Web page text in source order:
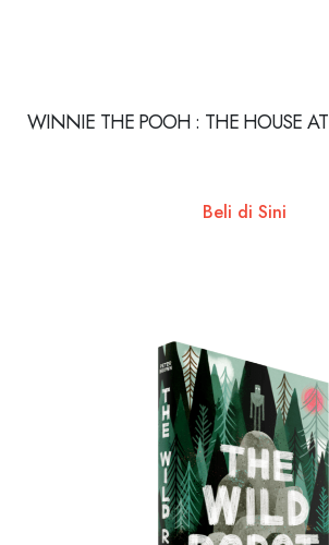
WINNIE THE POOH : THE HOUSE
Beli di Sini